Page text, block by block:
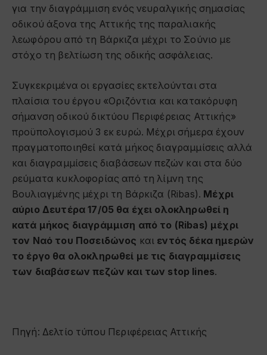
για την διαγράμμιση ενός νευραλγικής σημασίας
οδικού άξονα της Αττικής της παραλιακής
λεωφόρου από τη Βάρκιζα μέχρι το Σούνιο με
στόχο τη βελτίωση της οδικής ασφάλειας.
Συγκεκριμένα οι εργασίες εκτελούνται στα
πλαίσια του έργου «Οριζόντια και κατακόρυφη
σήμανση οδικού δικτύου Περιφέρειας Αττικής»
προϋπολογισμού 3 εκ ευρώ. Μέχρι σήμερα έχουν
πραγματοποιηθεί κατά μήκος διαγραμμίσεις αλλά
και διαγραμμίσεις διαβάσεων πεζών και στα δύο
ρεύματα κυκλοφορίας από τη λίμνη της
Βουλιαγμένης μέχρι τη Βάρκιζα (Ribas). Μέχρι
αύριο Δευτέρα 17/05 θα έχει ολοκληρωθεί η
κατά μήκος διαγράμμιση από το (Ribas) μέχρι
τον Ναό του Ποσειδώνος και εντός δέκα ημερών
το έργο θα ολοκληρωθεί με τις διαγραμμίσεις
των διαβάσεων πεζών και των stop lines.
Πηγή: Δελτίο τύπου Περιφέρειας Αττικής